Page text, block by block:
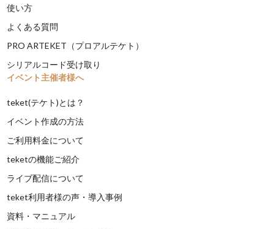
使い方
よくある質問
PRO ARTEKET（プロアルテケト）
シリアルコード受け取り
イベント主催者様へ
teket(テケト)とは？
イベント作成の方法
ご利用料金について
teketの機能ご紹介
ライブ配信について
teket利用者様の声・導入事例
資料・マニュアル